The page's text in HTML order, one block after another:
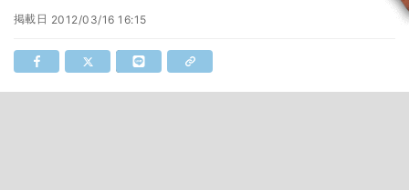
掲載日 2012/03/16 16:15